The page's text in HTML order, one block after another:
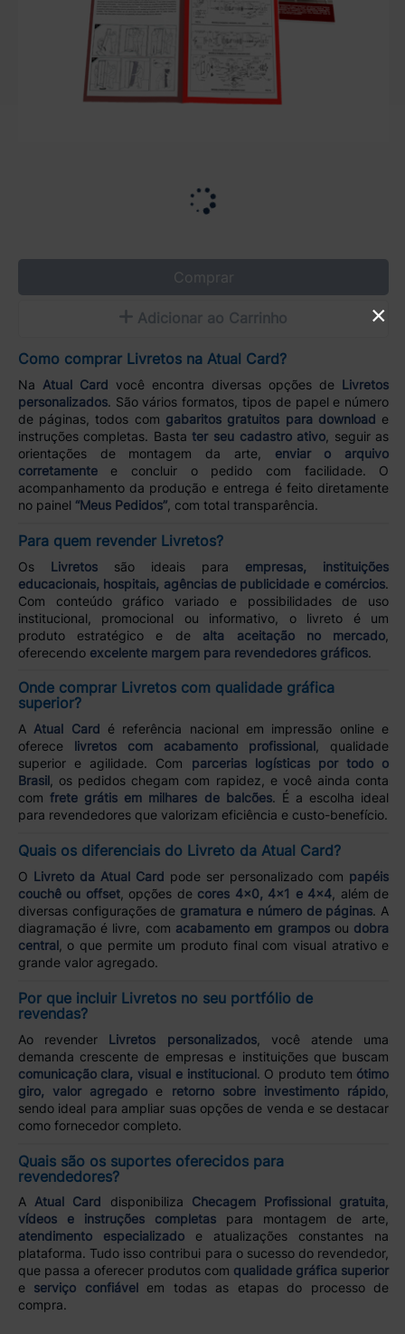
Comprar
Adicionar ao Carrinho
Como comprar Livretos na Atual Card?
Na Atual Card você encontra diversas opções de Livretos
personalizados. São vários formatos, tipos de papel e número
de páginas, todos com gabaritos gratuitos para download e
instruções completas. Bastater seu cadastro ativo , seguir as
orientações de montagem da arte, enviar o arquivo
corretamentee concluir o pedido com facilidade. O
acompanhamento da produção e entrega é feito diretamente
no painel “Meus Pedidos”, com total transparência.
Para quem revender Livretos?
Os Livretossão ideais para empresas, instituições
educacionais, hospitais, agências de publicidade e comércios.
Com conteúdo gráfico variado e possibilidades de uso
institucional, promocional ou informativo, o livreto é um
produto estratégico e de alta aceitação no mercado
oferecendo excelente margem para revendedores gráficos.
Onde comprar Livretos com qualidade gráfica
superior?
A Atual Card é referência nacional em impressão online e
oferece livretos com acabamento profissional , qualidade
superior e agilidade. Com parcerias logísticas por todo o
Brasil, os pedidos chegam com rapidez, e você ainda conta
com frete grátis em milhares de balcões. É a escolha ideal
para revendedores que valorizam eficiência e custo-benefício.
Quais os diferenciais do Livreto da Atual Card?
O Livreto da Atual Card pode ser personalizado com papéis
couchê ou offset, opções de cores 4x0, 4x1 e 4x4 , além de
diversas configurações de gramatura e número de páginas. A
diagramação é livre, com acabamento em gramposou dobra
central, o que permite um produto final com visual atrativo e
grande valor agregado.
Por que incluir Livretos no seu portfólio de
revendas?
Ao revender Livretos personalizados, você atende uma
demanda crescente de empresas e instituições que buscam
comunicação clara, visual e institucional. O produto tem ótimo
giro, valor agregado e retorno sobre investimento rápido
sendo ideal para ampliar suas opções de venda e se destacar
como fornecedor completo.
Quais são os suportes oferecidos para
revendedores?
AAtual Card disponibiliza Checagem Profissional gratuita,
vídeos e instruções completaspara montagem de arte,
atendimento especializadoe atualizações constantes na
plataforma. Tudo isso contribui para o sucesso do revendedor,
que passa a oferecer produtos com qualidade gráfica superior
e serviço confiávelem todas as etapas do processo de
compra.
×